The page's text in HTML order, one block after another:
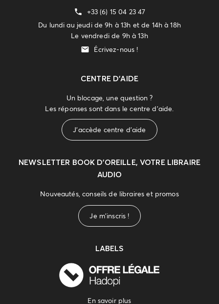
+33 (6) 15 04 23 47
Du lundi au jeudi de 9h à 13h et de 14h à 18h
Le vendredi de 9h à 13h
Écrivez-nous !
CENTRE D'AIDE
Un blocage, une question ?
Les réponses sont dans le centre d'aide.
J'accède centre d'aide
NEWSLETTER BOOK D’OREILLE, VOTRE LIBRAIRE
AUDIO
Nouveautés, conseils de libraires et promos
Je m'inscris !
LABELS
En savoir plus